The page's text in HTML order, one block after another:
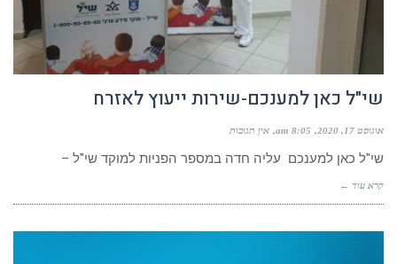
שי"ל כאן למענכם-שירות ייעוץ לאזרח
אוגוסט 17, 2020 8:05 am אין תגובות
שי"ל כאן למענכם עליה חדה במספר הפניות למוקד שי"ל –
קרא עוד ←